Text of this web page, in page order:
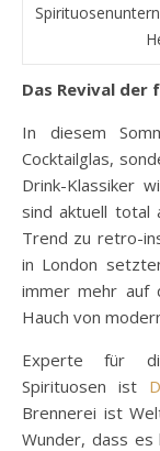
Das Revival
In diesem
Cocktailglas,
Drink-Klassiker
sind aktuell total
Trend zu retro-
in London
immer mehr auf
Hauch von
Experte für
Spirituosen ist
Brennerei ist
Wunder, dass